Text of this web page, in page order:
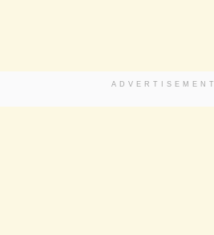
ADVERTISEMENT